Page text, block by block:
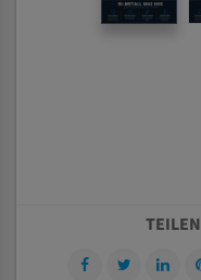
TEILEN